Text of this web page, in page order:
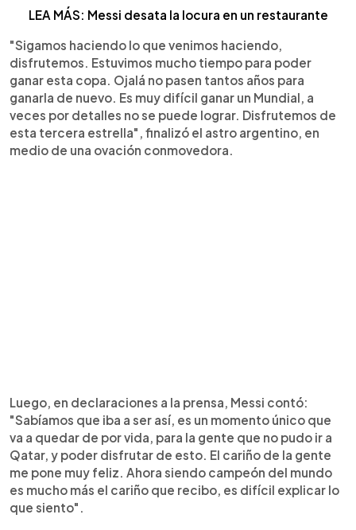
LEA MÁS: Messi desata la locura en un restaurante
"Sigamos haciendo lo que venimos haciendo,
disfrutemos. Estuvimos mucho tiempo para poder
ganar esta copa. Ojalá no pasen tantos años para
ganarla de nuevo. Es muy difícil ganar un Mundial, a
veces por detalles no se puede lograr. Disfrutemos de
esta tercera estrella", finalizó el astro argentino, en
medio de una ovación conmovedora.
Luego, en declaraciones a la prensa, Messi contó:
"Sabíamos que iba a ser así, es un momento único que
va a quedar de por vida, para la gente que no pudo ir a
Qatar, y poder disfrutar de esto. El cariño de la gente
me pone muy feliz. Ahora siendo campeón del mundo
es mucho más el cariño que recibo, es difícil explicar lo
que siento".